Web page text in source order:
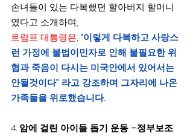
손녀들이 있는 다복했던 할아버지 할머니
였다고 소개하며,
트럼프 대통령은, “이렇게 다복하고 사랑스
런 가정에 불법이민자로 인해 불필요한 위
협과 죽음이 다시는 미국안에서 있어서는
안될것이다” 라고 강조하며 그자리에 나온
가족들을 위로했습니다.
4. 암에 걸린 아이들 돕기 운동 –정부보조